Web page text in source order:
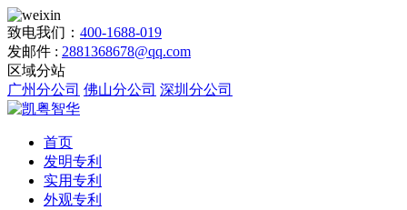
致电我们： 400-1688-019
发邮件 : 2881368678@qq.com
区域分站
广州分公司 佛山分公司 深圳分公司
首页
发明专利
实用专利
外观专利